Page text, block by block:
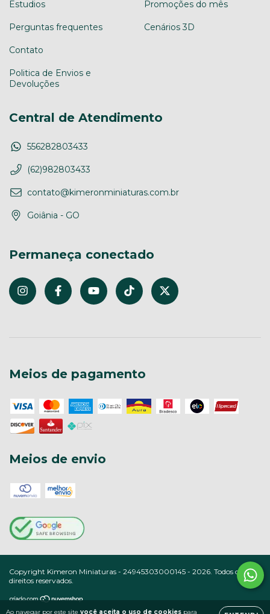
Ao navegar por este site você aceita o uso de cookies para
Estudios
Perguntas frequentes
Contato
Politica de Envios e
Devoluções
Promoções do mês
Cenários 3D
Central de Atendimento
556282803433
(62)982803433
contato@kimeronminiaturas.com.br
Goiânia - GO
Permaneça conectado
Meios de pagamento
Meios de envio
Copyright Kimeron Miniaturas - 24945303000145 - 2026. Todos os
direitos reservados.